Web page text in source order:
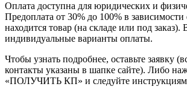
Оплата доступна для юридических и
Предоплата от 30% до 100% в зависимости
находится товар (на складе или под
индивидуальные варианты оплаты.
Чтобы узнать подробнее, оставьте заявку
контакты указаны в шапке сайте). Либо
«ПОЛУЧИТЬ КП» и следуйте